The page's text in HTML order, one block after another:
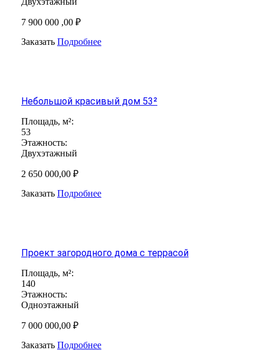
7 900 000 ,00 ₽
Заказать Подробнее
Небольшой красивый дом 53²
Площадь, м²:
53
Этажность:
Двухэтажный
2 650 000,00 ₽
Заказать Подробнее
Проект загородного дома с террасой
Площадь, м²:
140
Этажность:
Одноэтажный
7 000 000,00 ₽
Заказать Подробнее